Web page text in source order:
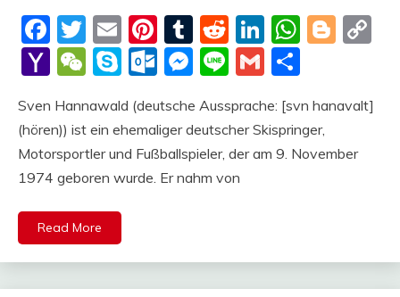
Facebook
Twitter
EmailPinterest
Tumblr
Reddit
LinkedIn
Yahoo
WeChat
SkypeOutlook.com
Messenger
LineGmail
Sven Hannawald (deutsche Aussprache: [svn hanavalt]
(hören)) ist ein ehemaliger deutscher Skispringer,
Motorsportler und Fußballspieler, der am 9. November
1974 geboren wurde. Er nahm von
Read More